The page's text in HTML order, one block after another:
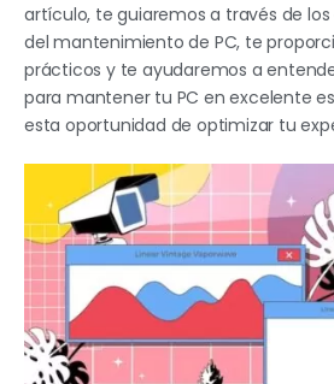
artículo, te guiaremos a través de
del mantenimiento de PC, te
prácticos y te ayudaremos a
para mantener tu PC en excelente
esta oportunidad de optimizar tu